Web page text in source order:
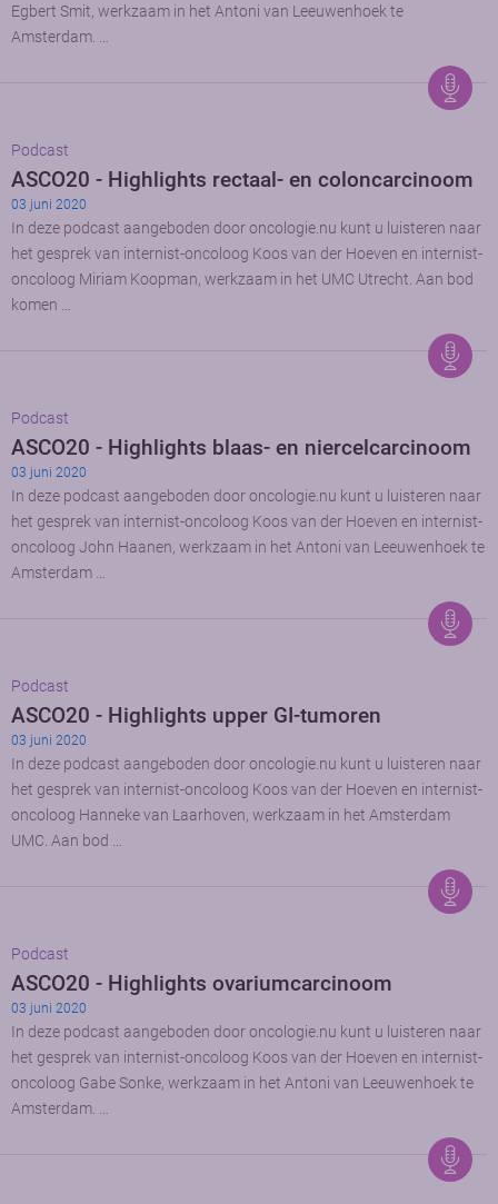
Egbert Smit, werkzaam in het Antoni van Leeuwenhoek te
Amsterdam. …
Podcast
ASCO20 - Highlights rectaal- en coloncarcinoom
03 juni 2020
In deze podcast aangeboden door oncologie.nu kunt u luisteren naar
het gesprek van internist-oncoloog Koos van der Hoeven en internist-
oncoloog Miriam Koopman, werkzaam in het UMC Utrecht. Aan bod
komen …
Podcast
ASCO20 - Highlights blaas- en niercelcarcinoom
03 juni 2020
In deze podcast aangeboden door oncologie.nu kunt u luisteren naar
het gesprek van internist-oncoloog Koos van der Hoeven en internist-
oncoloog John Haanen, werkzaam in het Antoni van Leeuwenhoek te
Amsterdam …
Podcast
ASCO20 - Highlights upper GI-tumoren
03 juni 2020
In deze podcast aangeboden door oncologie.nu kunt u luisteren naar
het gesprek van internist-oncoloog Koos van der Hoeven en internist-
oncoloog Hanneke van Laarhoven, werkzaam in het Amsterdam
UMC. Aan bod …
Podcast
ASCO20 - Highlights ovariumcarcinoom
03 juni 2020
In deze podcast aangeboden door oncologie.nu kunt u luisteren naar
het gesprek van internist-oncoloog Koos van der Hoeven en internist-
oncoloog Gabe Sonke, werkzaam in het Antoni van Leeuwenhoek te
Amsterdam. …